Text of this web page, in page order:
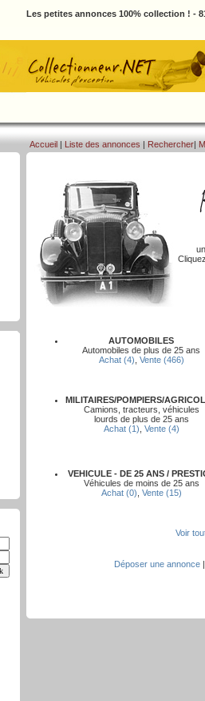
Les petites annonces 100% collection ! -
Accueil | Liste des annonces | Rechercher|
AUTOMOBILES
Automobiles de plus de 25 ans
Achat (4) Vente (466)
MILITAIRES/POMPIERS/
Camions, tracteurs, véhicules
lourds de plus de 25 ans
Achat (1) Vente (4)
VEHICULE - DE 25 ANS /
Véhicules de moins de 25 ans
Achat (0) Vente (15)
Voir
Déposer une annonce